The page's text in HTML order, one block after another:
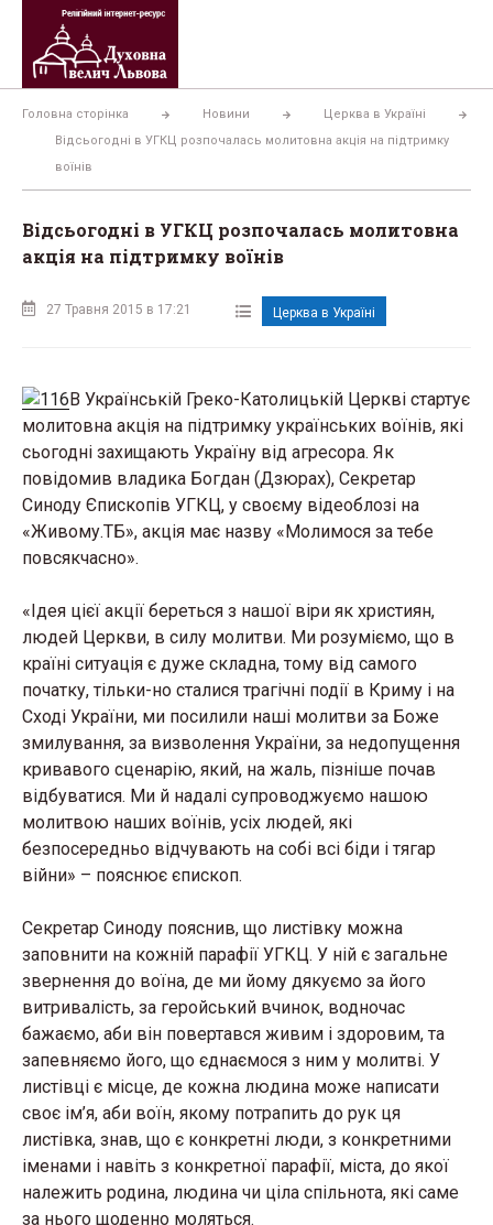
Перейти
вмісту
Головна сторінка Новини
Церква в Україні
Відсьогодні в УГКЦ розпочалась молитовна акція на підтримку
воїнів
Відсьогодні в УГКЦ розпочалась молитовна
акція на підтримку воїнів
27 Травня 2015 в 17:21 Церква в Україні
В Українській Греко-Католицькій Церкві стартує
молитовна акція на підтримку українських воїнів, які
сьогодні захищають Україну від агресора. Як
повідомив владика Богдан (Дзюрах), Секретар
Синоду Єпископів УГКЦ, у своєму відеоблозі на
«Живому.ТБ», акція має назву «Молимося за тебе
повсякчасно».
«Ідея цієї акції береться з нашої віри як християн,
людей Церкви, в силу молитви. Ми розуміємо, що в
країні ситуація є дуже складна, тому від самого
початку, тільки-но сталися трагічні події в Криму і на
Сході України, ми посилили наші молитви за Боже
змилування, за визволення України, за недопущення
кривавого сценарію, який, на жаль, пізніше почав
відбуватися. Ми й надалі супроводжуємо нашою
молитвою наших воїнів, усіх людей, які
безпосередньо відчувають на собі всі біди і тягар
війни» – пояснює єпископ.
Секретар Синоду пояснив, що листівку можна
заповнити на кожній парафії УГКЦ. У ній є загальне
звернення до воїна, де ми йому дякуємо за його
витривалість, за геройський вчинок, водночас
бажаємо, аби він повертався живим і здоровим, та
запевняємо його, що єднаємося з ним у молитві. У
листівці є місце, де кожна людина може написати
своє ім’я, аби воїн, якому потрапить до рук ця
листівка, знав, що є конкретні люди, з конкретними
іменами і навіть з конкретної парафії, міста, до якої
належить родина, людина чи ціла спільнота, які саме
за нього щоденно моляться.